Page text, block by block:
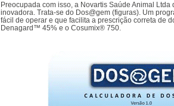
Preocupada com isso, a Novartis Saúde Animal
inovadora. Trata-se do Dos@gem (figuras). Um
fácil de operar e que facilita a prescrição correta de
Denagard™ 45% e o Cosumix® 750.